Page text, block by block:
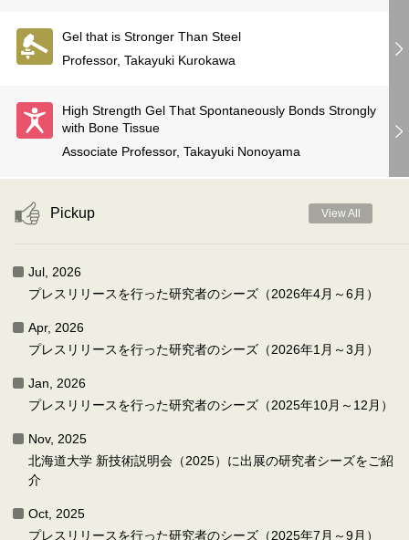
Gel that is Stronger Than Steel
Professor, Takayuki Kurokawa
High Strength Gel That Spontaneously Bonds Strongly
with Bone Tissue
Associate Professor, Takayuki Nonoyama
Pickup View All
Jul, 2026
プレスリリースを行った研究者のシーズ（2026年4月～6月）
Apr, 2026
プレスリリースを行った研究者のシーズ（2026年1月～3月）
Jan, 2026
プレスリリースを行った研究者のシーズ（2025年10月～12月）
Nov, 2025
北海道大学 新技術説明会（2025）に出展の研究者シーズをご紹
介
Oct, 2025
プレスリリースを行った研究者のシーズ（2025年7月～9月）